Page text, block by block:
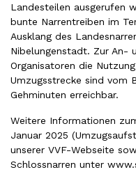
Landesteilen ausgerufen
bunte Narrentreiben im
Ausklang des
Nibelungenstadt. Zur An-
Organisatoren die
Umzugsstrecke sind vom
Gehminuten erreichbar.
Weitere Informationen
Januar 2025 (
unserer VVF-Webseite
Schlossnarren unter